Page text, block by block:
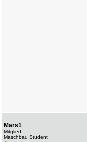
Mars1
Mitglied
Maschbau Student